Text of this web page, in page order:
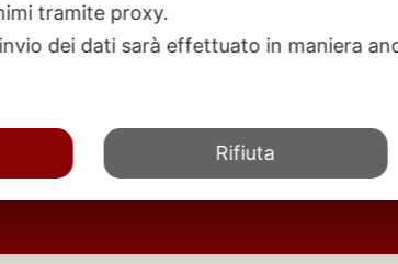
tramite proxy.
dei dati sarà effettuato in maniera
Rifiuta